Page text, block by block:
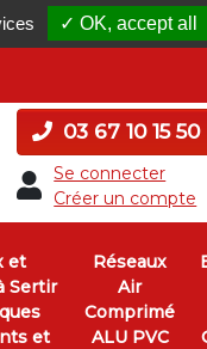
03 67 10 15 50
Se connecter
Créer un compte
et
Sertir
et
Réseaux
Air
Comprimé
ALU PVC
✓ OK, accept all